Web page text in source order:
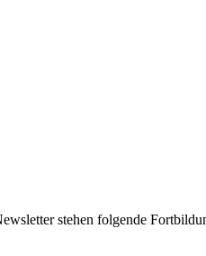
stehen folgende